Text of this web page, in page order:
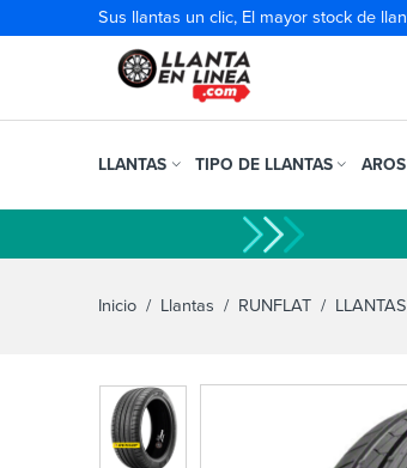
Sus llantas un clic, El mayor stock de
LLANTAS TIPO DE LLANTAS AROS
Inicio / Llantas / RUNFLAT /